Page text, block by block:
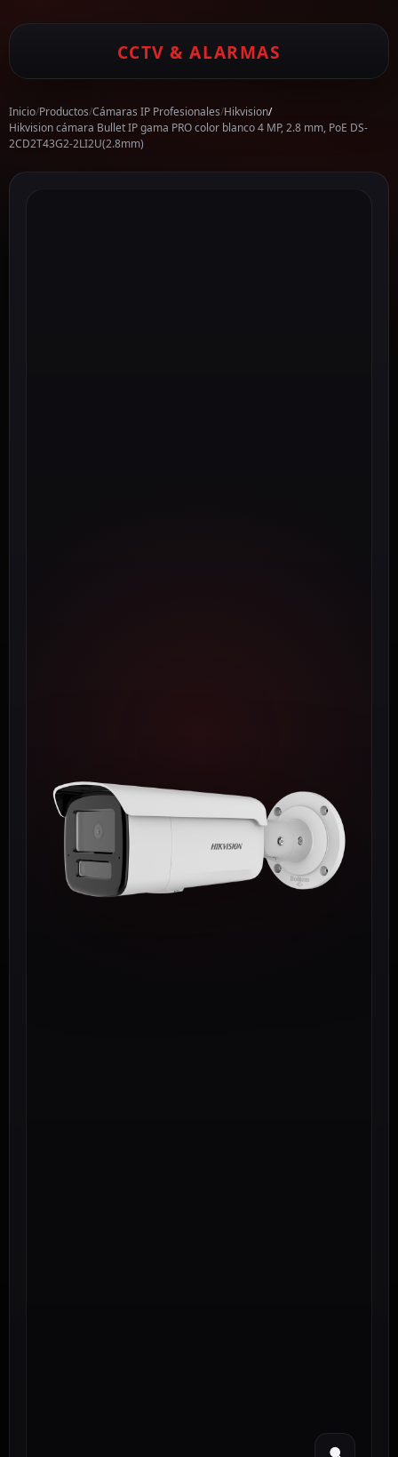
CCTV & ALARMAS
Inicio/Productos/Cámaras IP Profesionales/Hikvision/
Hikvision cámara Bullet IP gama PRO color blanco 4 MP, 2.8 mm, PoE DS-
2CD2T43G2-2LI2U(2.8mm)